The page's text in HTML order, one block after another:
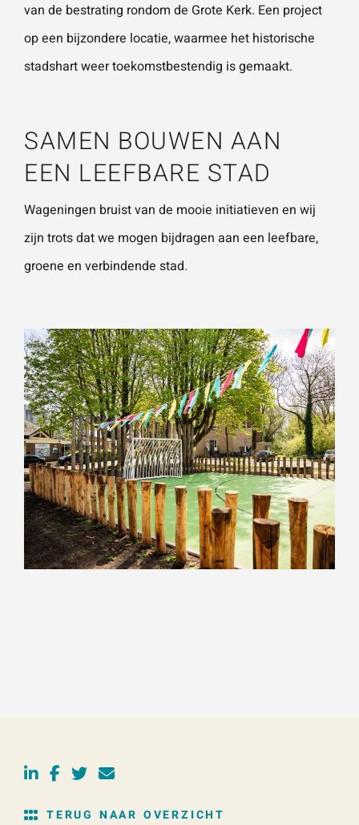
van de bestrating rondom de Grote Kerk. Een project
op een bijzondere locatie, waarmee het historische
stadshart weer toekomstbestendig is gemaakt.
SAMEN BOUWEN AAN
EEN LEEFBARE STAD
Wageningen bruist van de mooie initiatieven en wij
zijn trots dat we mogen bijdragen aan een leefbare,
groene en verbindende stad.
TERUG NAAR OVERZICHT